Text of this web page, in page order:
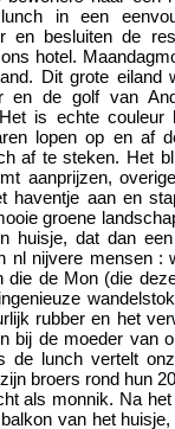
in een
en besluiten de
hotel.
Dit grote eiland
en de golf van
is echte
lopen op en af
af te steken. Het
aanprijzen,
haventje aan en
groene
huisje, dat dan
nl nijvere mensen :
die de Mon (die
rubber en het
bij de moeder van
de lunch vertelt
broers rond hun
als monnik. Na
van het